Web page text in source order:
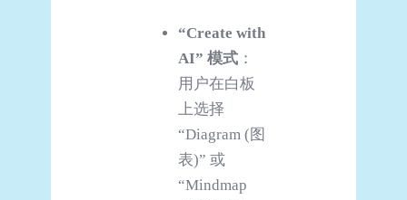
“Create with
AI” 模式 ：
用户在白板
上选择
“Diagram (图
表)” 或
“Mindmap